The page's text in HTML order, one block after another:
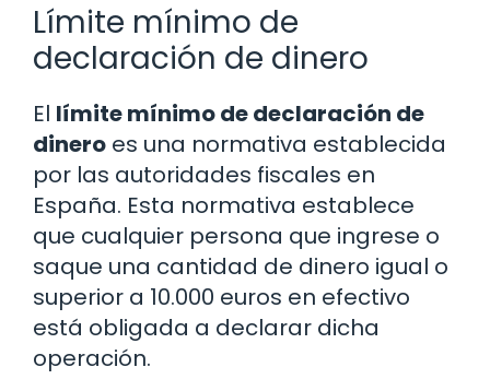
Límite mínimo de
declaración de dinero
El límite mínimo de declaración de
dinero es una normativa establecida
por las autoridades fiscales en
España. Esta normativa establece
que cualquier persona que ingrese o
saque una cantidad de dinero igual o
superior a 10.000 euros en efectivo
está obligada a declarar dicha
operación.